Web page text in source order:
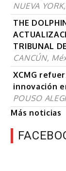
NUEVA
THE
TRIBUNAL
CANCÚN,
XCMG
innovación
POUSO
Más noticias